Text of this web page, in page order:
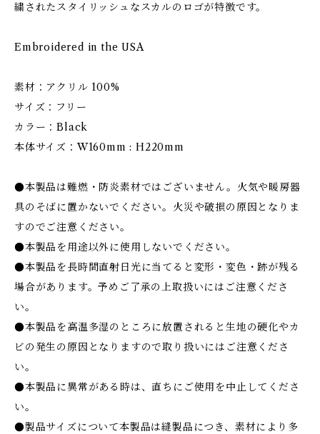
繍されたスタイリッシュなスカルのロゴが特徴です。
Embroidered in the USA
素材：アクリル 100%
サイズ：フリー
カラー：Black
本体サイズ：W160mm : H220mm
●本製品は難燃・防炎素材ではございません。火気や暖房器
具のそばに置かないでください。火災や破損の原因となりま
すのでご注意ください。
●本製品を用途以外に使用しないでください。
●本製品を長時間直射日光に当てると変形・変色・跡が残る
場合があります。予めご了承の上取扱いにはご注意くださ
い。
●本製品を高温多湿のところに放置されると生地の硬化やカ
ビの発生の原因となりますので取り扱いにはご注意くださ
い。
●本製品に異常がある時は、直ちにご使用を中止してくださ
い。
●製品サイズについて本製品は縫製品につき、素材により多